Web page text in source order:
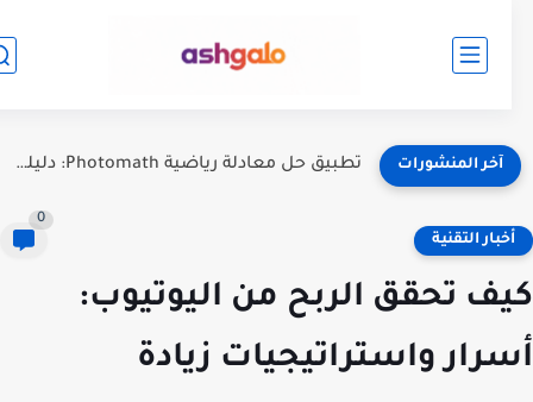
آخر المنشورات كيف تربح المال من كتابة المقالات؟ دليل شامل للمبتدئين والمحترفين
التقنية
تحقق الربح من اليوتيوب:
واستراتيجيات زيادة